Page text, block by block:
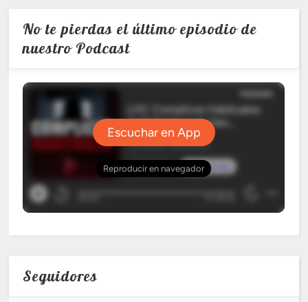
No te pierdas el último episodio de
nuestro Podcast
Seguidores